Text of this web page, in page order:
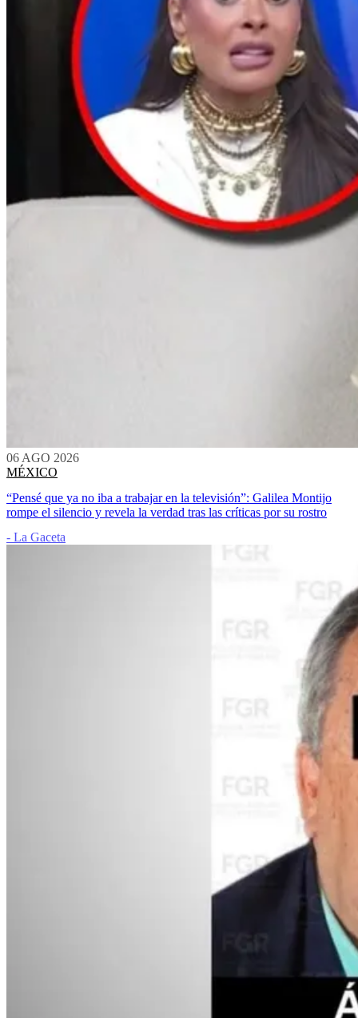
06 AGO 2026
MÉXICO
“Pensé que ya no iba a trabajar en la televisión”: Galilea Montijo
rompe el silencio y revela la verdad tras las críticas por su rostro
- La Gaceta